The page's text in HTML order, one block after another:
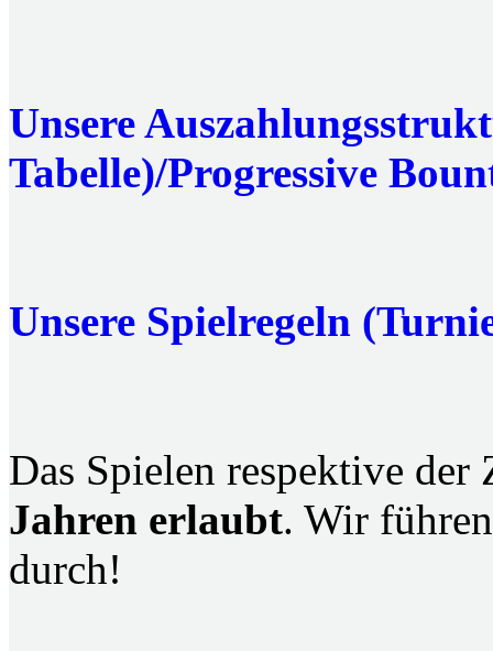
Unsere
Tabelle)/Progressive
Unsere Spielregeln
Das Spielen respektive
Jahren erlaubt. Wir
durch!